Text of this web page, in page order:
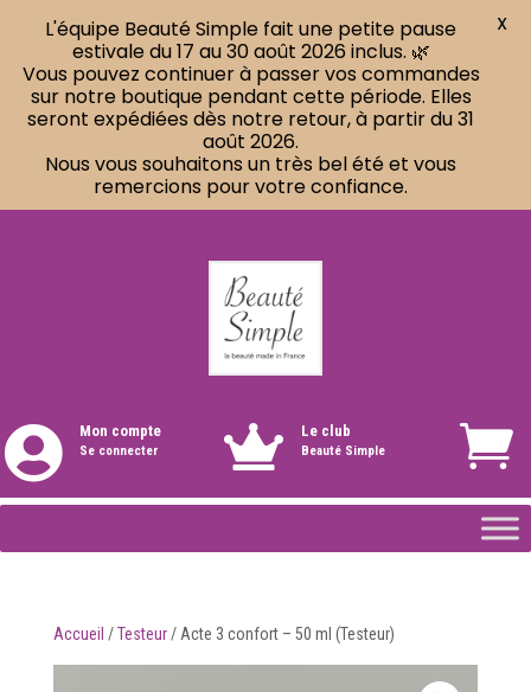
 Mon compte
Se connecter  Le club
Beauté Simple
Accueil /Testeur/ Acte 3 confort – 50 ml (Testeur)
L'équipe Beauté Simple fait une petite pause
estivale du 17 au 30 août 2026 inclus. 🌿
Vous pouvez continuer à passer vos commandes
sur notre boutique pendant cette période. Elles
seront expédiées dès notre retour, à partir du 31
août 2026.
Nous vous souhaitons un très bel été et vous
remercions pour votre confiance.
X